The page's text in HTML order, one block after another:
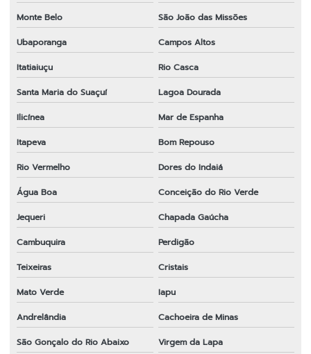
Monte Belo
São João das Missões
Ubaporanga
Campos Altos
Itatiaiuçu
Rio Casca
Santa Maria do Suaçuí
Lagoa Dourada
Ilicínea
Mar de Espanha
Itapeva
Bom Repouso
Rio Vermelho
Dores do Indaiá
Água Boa
Conceição do Rio Verde
Jequeri
Chapada Gaúcha
Cambuquira
Perdigão
Teixeiras
Cristais
Mato Verde
Iapu
Andrelândia
Cachoeira de Minas
São Gonçalo do Rio Abaixo
Virgem da Lapa